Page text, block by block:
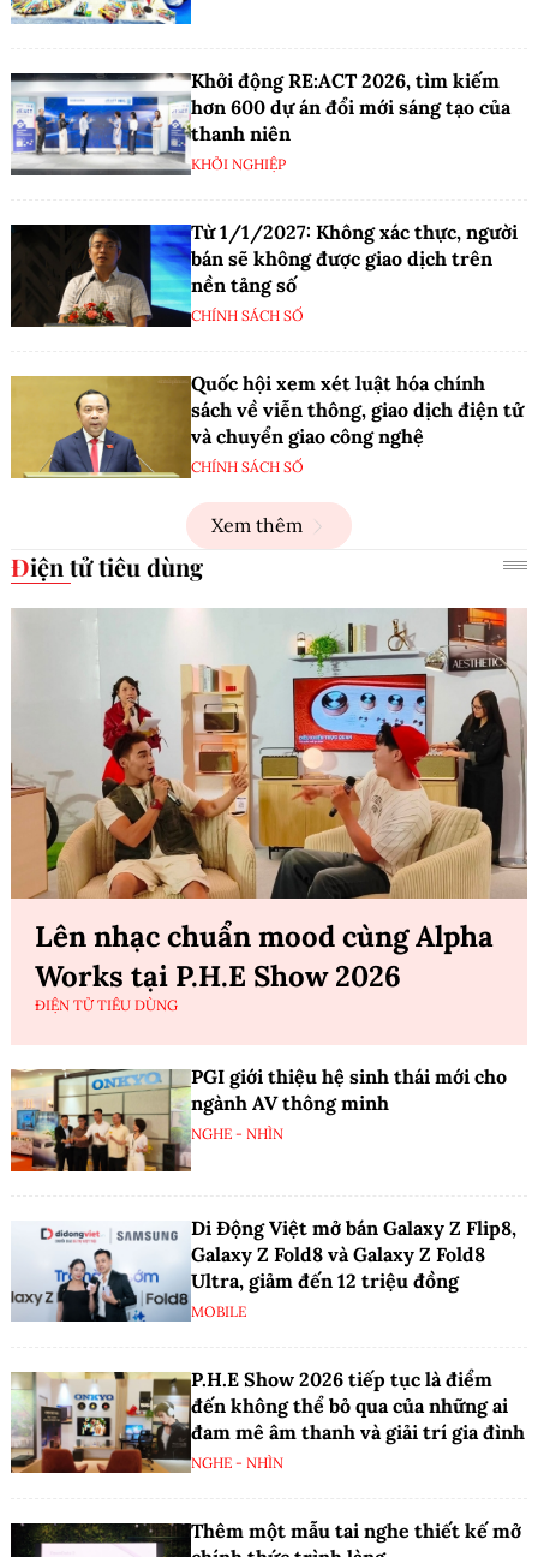
Khởi động RE:ACT 2026, tìm kiếm
hơn 600 dự án đổi mới sáng tạo của
thanh niên
KHỞI NGHIỆP
Từ 1/1/2027: Không xác thực, người
bán sẽ không được giao dịch trên
nền tảng số
CHÍNH SÁCH SỐ
Quốc hội xem xét luật hóa chính
sách về viễn thông, giao dịch điện tử
và chuyển giao công nghệ
CHÍNH SÁCH SỐ
Xem thêm
Điện tử tiêu dùng
Lên nhạc chuẩn mood cùng Alpha
Works tại P.H.E Show 2026
ĐIỆN TỬ TIÊU DÙNG
PGI giới thiệu hệ sinh thái mới cho
ngành AV thông minh
NGHE - NHÌN
Di Động Việt mở bán Galaxy Z Flip8,
Galaxy Z Fold8 và Galaxy Z Fold8
Ultra, giảm đến 12 triệu đồng
MOBILE
P.H.E Show 2026 tiếp tục là điểm
đến không thể bỏ qua của những ai
đam mê âm thanh và giải trí gia đình
NGHE - NHÌN
Thêm một mẫu tai nghe thiết kế mở